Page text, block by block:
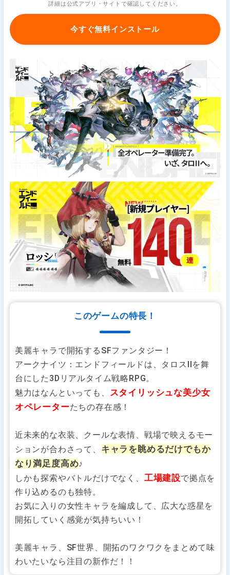
詳細は公式アプリ・サイトで確認してください。
今すぐ無料インストール
このゲームの特長！
美麗キャラで開拓するSFファンタジー！
アークナイツ：エンドフィールドは、タロスIIを舞
台にした3Dリアルタイム戦略RPG。
魅力はなんといっても、
スタイリッシュな美少女
オペレーターたちの存在感！
近未来的な衣装、クールな表情、戦場で映えるモー
ションが合わさって、 キャラを眺めるだけでもか
なり満足度高め♪
しかも探索やバトルだけでなく、 工場建設で拠点を
作り込めるのも独特。
お気に入りの女性キャラを編成して、広大な惑星を
開拓していく感覚が気持ちいい！
美麗キャラ、SF世界、開拓のワクワクをまとめて味
わいたいなら注目の新作だ！！